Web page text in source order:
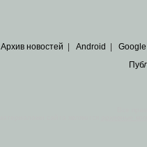
Архив новостей Android Google